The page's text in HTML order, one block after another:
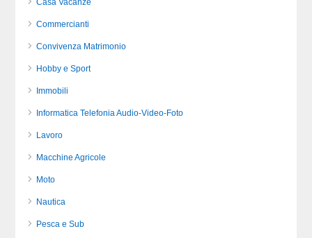
Casa Vacanze
Commercianti
Convivenza Matrimonio
Hobby e Sport
Immobili
Informatica Telefonia Audio-Video-Foto
Lavoro
Macchine Agricole
Moto
Nautica
Pesca e Sub